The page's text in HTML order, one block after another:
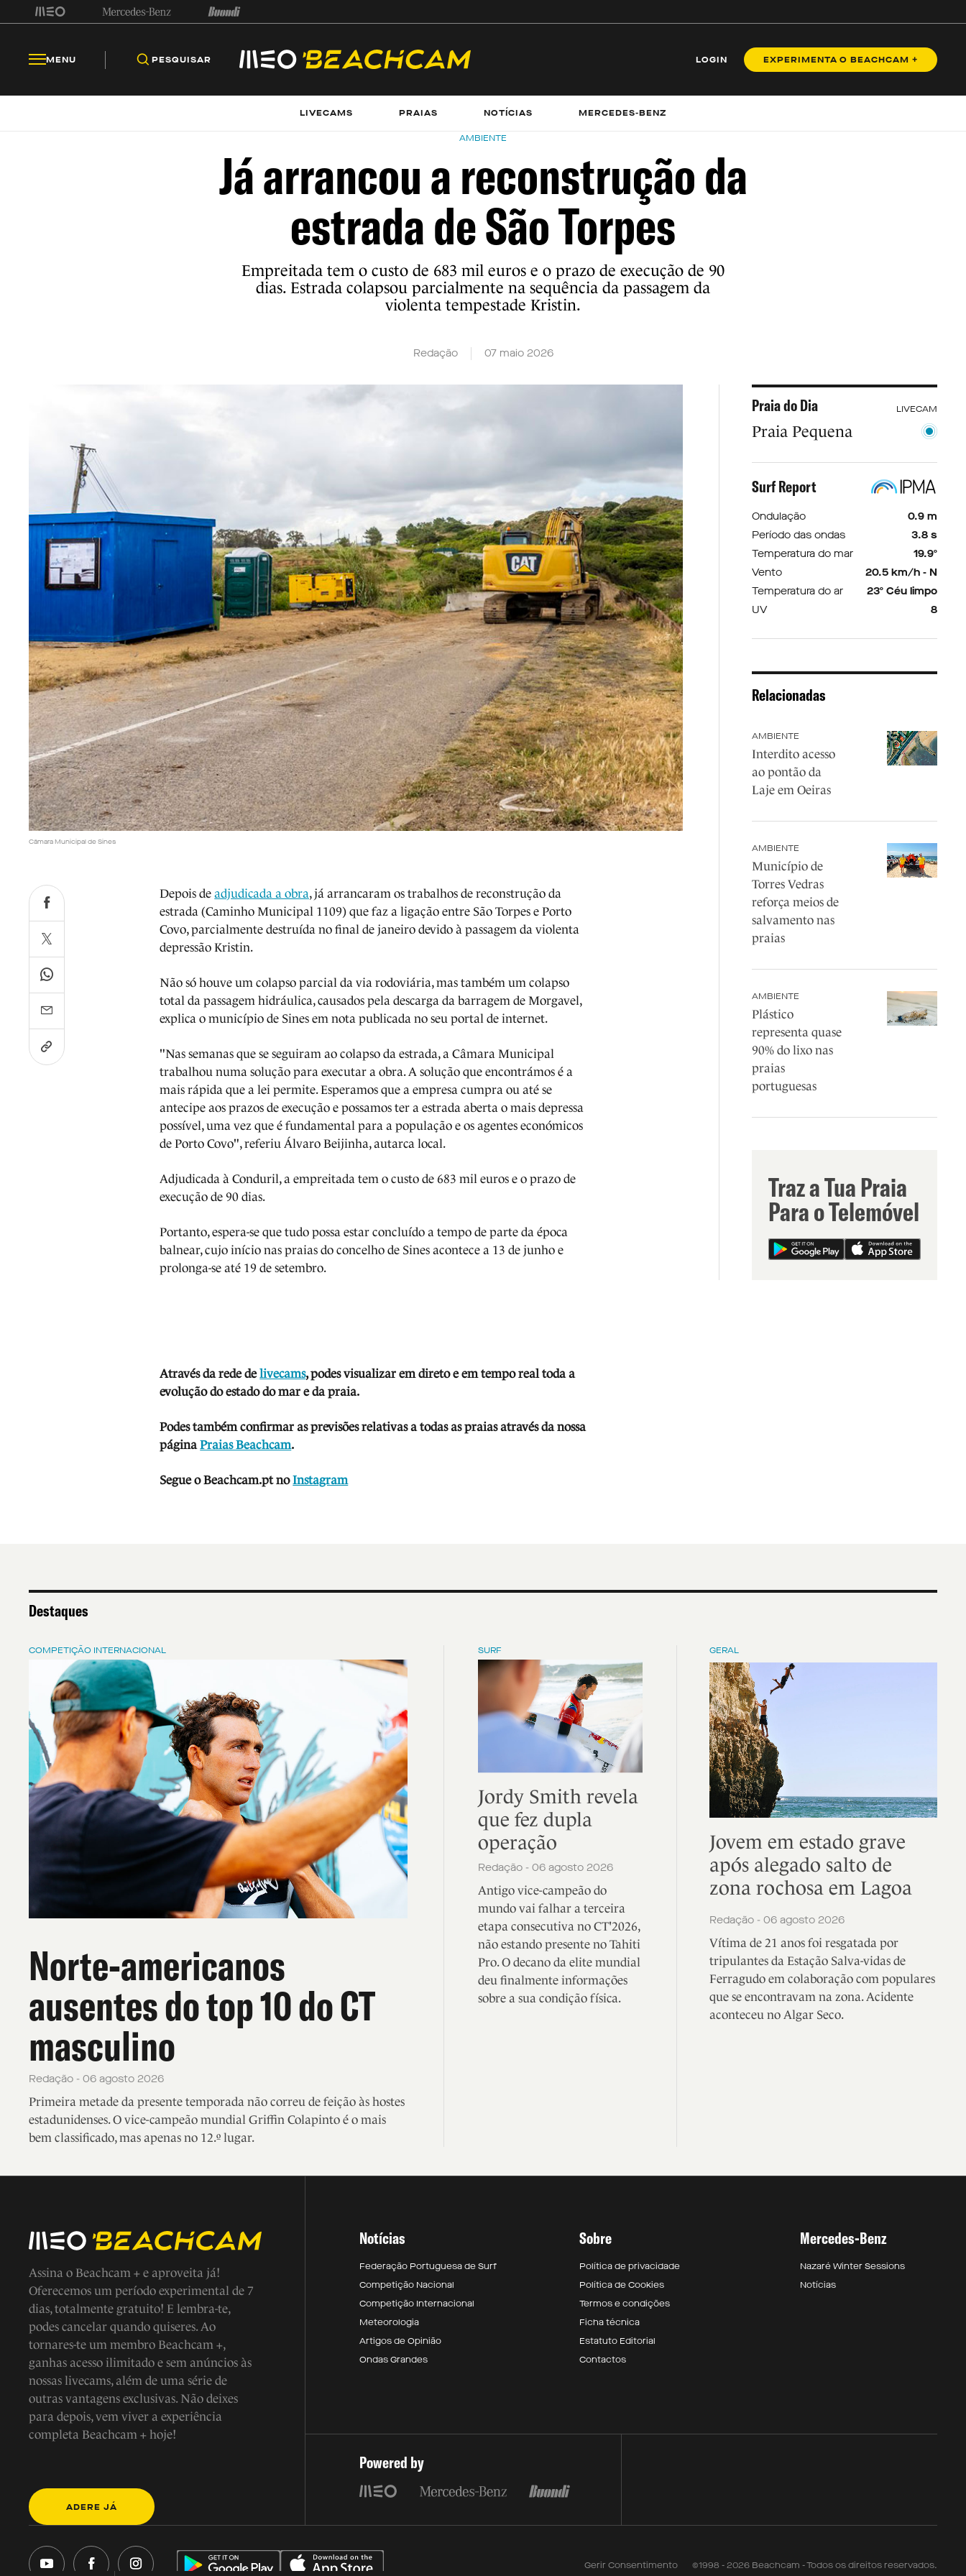
MENU PESQUISAR LOGIN EXPERIMENTA O BEACHCAM +
LIVECAMS PRAIAS NOTÍCIAS MERCEDES-BENZ
AMBIENTE
Já arrancou a reconstrução da
estrada de São Torpes
Empreitada tem o custo de 683 mil euros e o prazo de execução de 90
dias. Estrada colapsou parcialmente na sequência da passagem da
violenta tempestade Kristin.
Redação 07 maio 2026
Câmara Municipal de Sines
Depois deadjudicada a obra, já arrancaram os trabalhos de reconstrução da
estrada (Caminho Municipal 1109) que faz a ligação entre São Torpes e Porto
Covo, parcialmente destruída no final de janeiro devido à passagem da violenta
depressão Kristin.
Não só houve um colapso parcial da via rodoviária, mas também um colapso
total da passagem hidráulica, causados pela descarga da barragem de Morgavel,
explica o município de Sines em nota publicada no seu portal de internet.
"Nas semanas que se seguiram ao colapso da estrada, a Câmara Municipal
trabalhou numa solução para executar a obra. A solução que encontrámos é a
mais rápida que a lei permite. Esperamos que a empresa cumpra ou até se
antecipe aos prazos de execução e possamos ter a estrada aberta o mais depressa
possível, uma vez que é fundamental para a população e os agentes económicos
de Porto Covo", referiu Álvaro Beijinha, autarca local.
Adjudicada à Conduril, a empreitada tem o custo de 683 mil euros e o prazo de
execução de 90 dias.
Portanto, espera-se que tudo possa estar concluído a tempo de parte da época
balnear, cujo início nas praias do concelho de Sines acontece a 13 de junho e
prolonga-se até 19 de setembro.
Através da rede delivecams, podes visualizar em direto e em tempo real toda a
evolução do estado do mar e da praia.
Podes também confirmar as previsões relativas a todas as praias através da nossa
páginaPraias Beachcam.
Segue o Beachcam.pt no Instagram
Praia do Dia LIVECAM
Praia Pequena
Surf Report
Ondulação
0.9 m
Período das ondas
3.8 s
Temperatura do mar
19.9º
Vento
20.5 km/h - N
Temperatura do ar
23º Céu limpo
UV
8
Relacionadas
AMBIENTE
Interdito acesso
ao pontão da
Laje em Oeiras
AMBIENTE
Município de
Torres Vedras
reforça meios de
salvamento nas
praias
AMBIENTE
Plástico
representa quase
90% do lixo nas
praias
portuguesas
Traz a Tua Praia
Para o Telemóvel
Destaques
COMPETIÇÃO INTERNACIONAL
Norte-americanos
ausentes do top 10 do CT
masculino
Redação - 06 agosto 2026
Primeira metade da presente temporada não correu de feição às hostes
estadunidenses. O vice-campeão mundial Griffin Colapinto é o mais
bem classificado, mas apenas no 12.º lugar.
SURF
Jordy Smith revela
que fez dupla
operação
Redação - 06 agosto 2026
Antigo vice-campeão do
mundo vai falhar a terceira
etapa consecutiva no CT'2026,
não estando presente no Tahiti
Pro. O decano da elite mundial
deu finalmente informações
sobre a sua condição física.
GERAL
Jovem em estado grave
após alegado salto de
zona rochosa em Lagoa
Redação - 06 agosto 2026
Vítima de 21 anos foi resgatada por
tripulantes da Estação Salva-vidas de
Ferragudo em colaboração com populares
que se encontravam na zona. Acidente
aconteceu no Algar Seco.
Assina o Beachcam + e aproveita já!
Oferecemos um período experimental de 7
dias, totalmente gratuito! E lembra-te,
podes cancelar quando quiseres. Ao
tornares-te um membro Beachcam +,
ganhas acesso ilimitado e sem anúncios às
nossas livecams, além de uma série de
outras vantagens exclusivas. Não deixes
para depois, vem viver a experiência
completa Beachcam + hoje!
ADERE JÁ
Notícias
Federação Portuguesa de Surf
Competição Nacional
Competição Internacional
Meteorologia
Artigos de Opinião
Ondas Grandes
Sobre
Política de privacidade
Política de Cookies
Termos e condições
Ficha técnica
Estatuto Editorial
Contactos
Mercedes-Benz
Nazaré Winter Sessions
Notícias
Powered by
Gerir Consentimento ©1998 - 2026 Beachcam - Todos os direitos reservados.